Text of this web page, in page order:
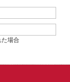
場合